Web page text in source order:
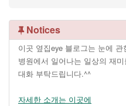
Notices
이곳 옆집eye 블로그는 눈에
병원에서 일어나는 일상의 재
대화 부탁드립니다.^^
자세한 소개는 이곳에